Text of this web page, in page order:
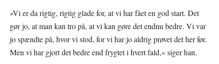
»Vi er da rigtig, rigtig glade for, at vi har fået en god start. Det
gør jo, at man kan tro på, at vi kan gøre det endnu bedre. Vi var
jo spændte på, hvor vi stod, for vi har jo aldrig prøvet det her før.
Men vi har gjort det bedre end frygtet i hvert fald,« siger han.